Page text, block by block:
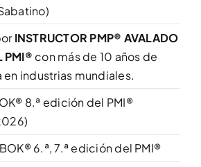
INSTRUCTOR PMP® AVALADO
PMI® con más de 10 años de
industrias mundiales.
8.ª edición del PMI®
6.ª, 7.ª edición del PMI®